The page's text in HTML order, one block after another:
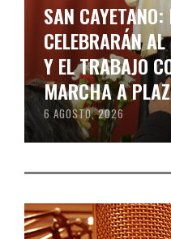
SAN CAYETANO:
CELEBRARÁN
Y EL TRABAJO
MARCHA A
6 AGOSTO, 2026